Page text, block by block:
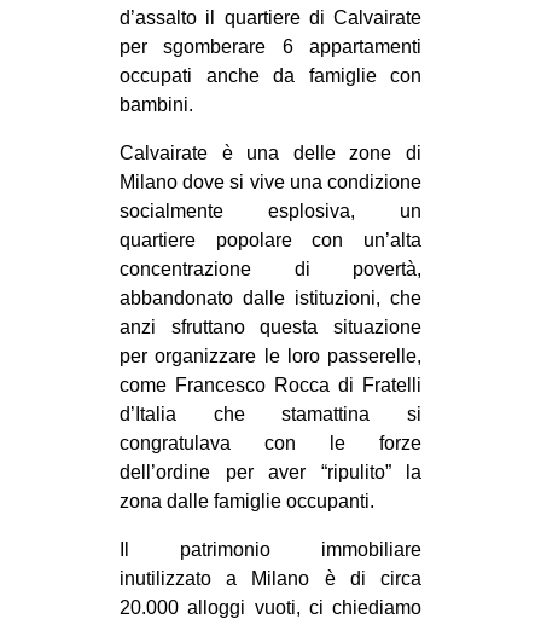
INTERNAZIONALE
AFRICA
ESTREMO ORIENTE
EUROPA
MEDIO ORIENTE
MONDO
EVENTI
in
bsky
ms
d’assalto il quartiere di Calvairate
per sgomberare 6 appartamenti
occupati anche da famiglie con
bambini.
Calvairate è una delle zone di
Milano dove si vive una condizione
socialmente esplosiva, un
quartiere popolare con un’alta
concentrazione di povertà,
abbandonato dalle istituzioni, che
anzi sfruttano questa situazione
per organizzare le loro passerelle,
come Francesco Rocca di Fratelli
d’Italia che stamattina si
congratulava con le forze
dell’ordine per aver “ripulito” la
zona dalle famiglie occupanti.
Il patrimonio immobiliare
inutilizzato a Milano è di circa
20.000 alloggi vuoti, ci chiediamo